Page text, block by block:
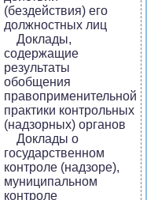
(бездействия) его
должностных лиц
Доклады,
содержащие
результаты
обобщения
правоприменительной
практики контрольных
(надзорных) органов
Доклады о
государственном
контроле (надзоре),
муниципальном
контроле